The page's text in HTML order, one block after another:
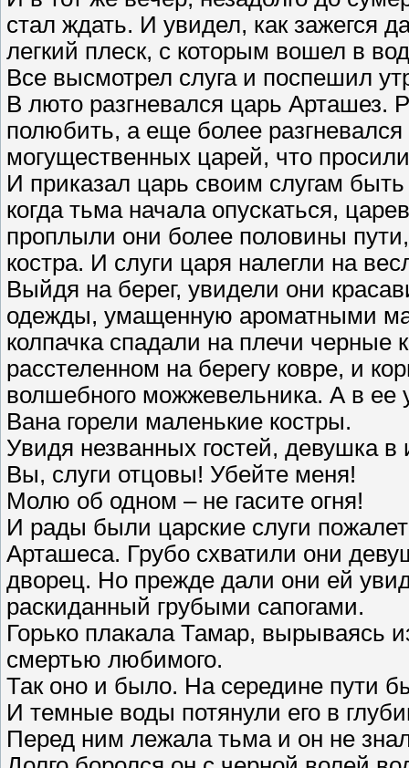
стал ждать. И увидел, как зажегся
легкий плеск, с которым вошел в
Все высмотрел слуга и поспешил
В люто разгневался царь Арташез.
полюбить, а еще более
могущественных царей, что
И приказал царь своим слугам
когда тьма начала опускаться,
проплыли они более половины
костра. И слуги царя налегли на
Выйдя на берег, увидели они
одежды, умащенную ароматными
колпачка спадали на плечи черные
расстеленном на берегу ковре, и
волшебного можжевельника. А в ее
Вана горели маленькие костры.
Увидя незванных гостей, девушка в
Вы, слуги отцовы! Убейте меня!
Молю об одном – не гасите огня!
И рады были царские слуги
Арташеса. Грубо схватили они
дворец. Но прежде дали они ей
раскиданный грубыми сапогами.
Горько плакала Тамар, вырываясь
смертью любимого.
Так оно и было. На середине пути
И темные воды потянули его в
Перед ним лежала тьма и он не